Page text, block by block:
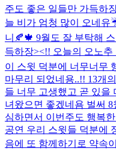
주도 좋은 일들만 가득하
늘 비가 엄청 많이 오네유
니🍂🍁 9월도 잘 부탁해
득하장><!! 오늘의 오노추
이 스윗 덕분에 너무너무
마무리 되었네용..!! 13개
들 너무 고생했고 곧 있을
녀왔으면 좋겠네욤 벌써
심하면서 이번주도 행복
공연 우리 스윗들 덕분에
음에 또 함께하기로 약속